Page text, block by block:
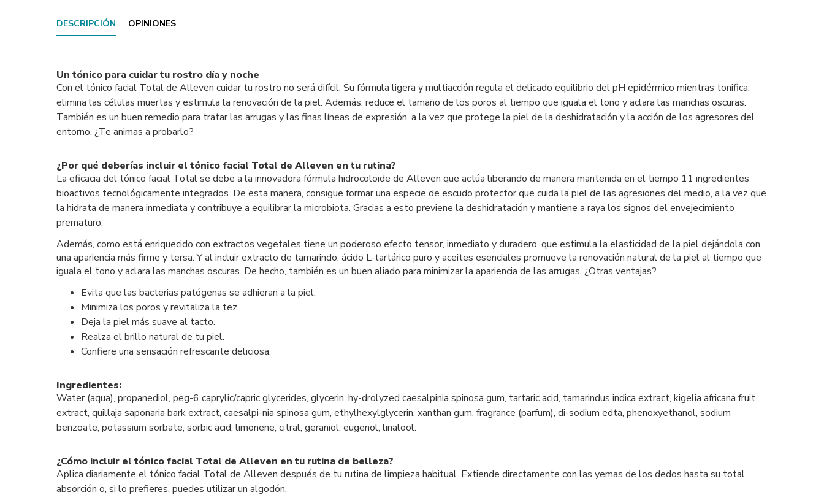
DESCRIPCIÓN OPINIONES
Un tónico para cuidar tu rostro día y noche
Con el tónico facial Total de Alleven cuidar tu rostro no será difícil. Su fórmula ligera y multiacción regula el delicado equilibrio del pH epidérmico mientras tonifica,
elimina las células muertas y estimula la renovación de la piel. Además, reduce el tamaño de los poros al tiempo que iguala el tono y aclara las manchas oscuras.
También es un buen remedio para tratar las arrugas y las finas líneas de expresión, a la vez que protege la piel de la deshidratación y la acción de los agresores del
entorno. ¿Te animas a probarlo?
¿Por qué deberías incluir el tónico facial Total de Alleven en tu rutina?
La eficacia del tónico facial Total se debe a la innovadora fórmula hidrocoloide de Alleven que actúa liberando de manera mantenida en el tiempo 11 ingredientes
bioactivos tecnológicamente integrados. De esta manera, consigue formar una especie de escudo protector que cuida la piel de las agresiones del medio, a la vez que
la hidrata de manera inmediata y contribuye a equilibrar la microbiota. Gracias a esto previene la deshidratación y mantiene a raya los signos del envejecimiento
prematuro.
Además, como está enriquecido con extractos vegetales tiene un poderoso efecto tensor, inmediato y duradero, que estimula la elasticidad de la piel dejándola con
una apariencia más firme y tersa. Y al incluir extracto de tamarindo, ácido L-tartárico puro y aceites esenciales promueve la renovación natural de la piel al tiempo que
iguala el tono y aclara las manchas oscuras. De hecho, también es un buen aliado para minimizar la apariencia de las arrugas. ¿Otras ventajas?
Evita que las bacterias patógenas se adhieran a la piel.
Minimiza los poros y revitaliza la tez.
Deja la piel más suave al tacto.
Realza el brillo natural de tu piel.
Confiere una sensación refrescante deliciosa.
Ingredientes:
Water (aqua), propanediol, peg-6 caprylic/capric glycerides, glycerin, hy-drolyzed caesalpinia spinosa gum, tartaric acid, tamarindus indica extract, kigelia africana fruit
extract, quillaja saponaria bark extract, caesalpi-nia spinosa gum, ethylhexylglycerin, xanthan gum, fragrance (parfum), di-sodium edta, phenoxyethanol, sodium
benzoate, potassium sorbate, sorbic acid, limonene, citral, geraniol, eugenol, linalool.
¿Cómo incluir el tónico facial Total de Alleven en tu rutina de belleza?
Aplica diariamente el tónico facial Total de Alleven después de tu rutina de limpieza habitual. Extiende directamente con las yemas de los dedos hasta su total
absorción o, si lo prefieres, puedes utilizar un algodón.